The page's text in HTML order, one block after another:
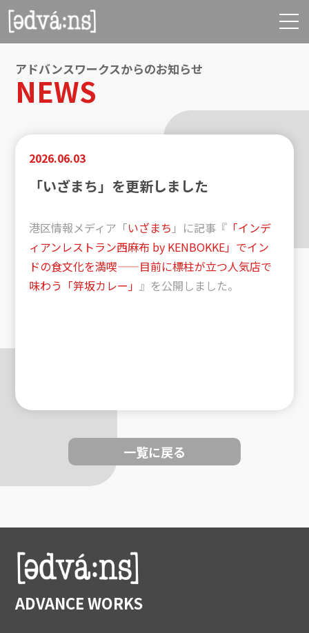
アドバンスワークスからのお知らせ
NEWS
2026.06.03
「いざまち」を更新しました
港区情報メディア「いざまち 」に記事『 「インデ
ィアンレストラン西麻布 by KENBOKKE」でイン
ドの食文化を満喫——目前に標柱が立つ人気店で
味わう「笄坂カレー」』を公開しました。
一覧に戻る
ADVANCE WORKS